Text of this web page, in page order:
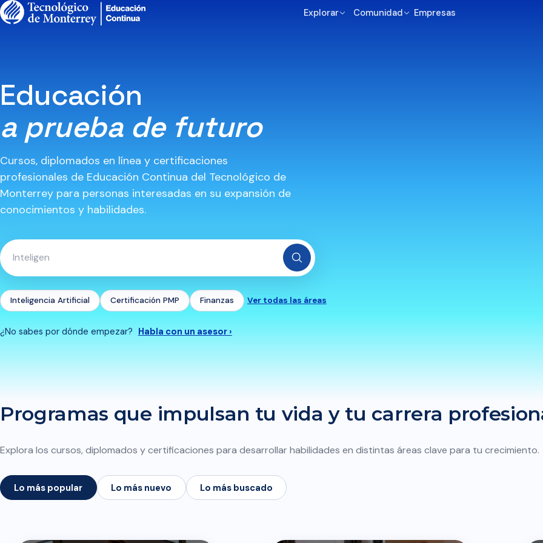
Explorar Comunidad Empresas
Educación
a prueba de futuro
Cursos, diplomados en línea y certificaciones
profesionales de Educación Continua del Tecnológico de
Monterrey para personas interesadas en su expansión de
conocimientos y habilidades.
Inteligencia Artificial Certificación PMP Finanzas Ver todas las áreas
¿No sabes por dónde empezar? Habla con un asesor ›
Programas que impulsan tu vida y tu carrera
Explora los cursos, diplomados y certificaciones para desarrollar habilidades en distintas áreas clave para tu crecimiento.
Lo más popular Lo más nuevo Lo más buscado